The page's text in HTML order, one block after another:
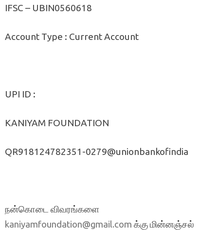
IFSC – UBIN0560618
Account Type : Current Account
UPI ID :
KANIYAM FOUNDATION
QR918124782351-0279@unionbankofindia
நன்கொடை விவரங்களை
kaniyamfoundation@gmail.com க்கு மின்னஞ்சல்